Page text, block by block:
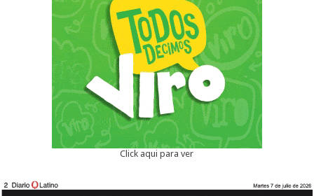
Click aqui para ver